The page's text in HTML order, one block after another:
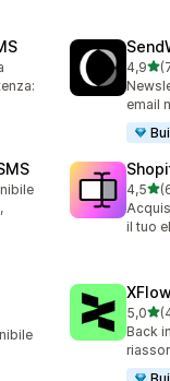
4,9
7474
email
4,5
662
il tuo
5,0
46
Back